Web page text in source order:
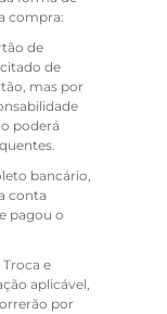
compra:
de
de
mas por
poderá
bancário,
conta
pagou o
e
aplicável,
por